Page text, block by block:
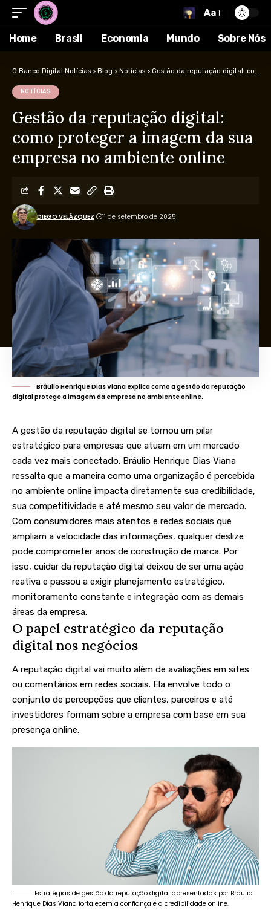
Aa
Home Brasil Economia Mundo Sobre Nós
O Banco Digital Notícias > Blog > Notícias > Gestão da reputação digital: como proteger a imagem da sua empresa no ambiente online
NOTÍCIAS
Gestão da reputação digital:
como proteger a imagem da sua
empresa no ambiente online
DIEGO VELÁZQUEZ 11 de setembro de 2025
Bráulio Henrique Dias Viana explica como a gestão da reputação
digital protege a imagem da empresa no ambiente online.
A gestão da reputação digital se tornou um pilar
estratégico para empresas que atuam em um mercado
cada vez mais conectado. Bráulio Henrique Dias Viana
ressalta que a maneira como uma organização é percebida
no ambiente online impacta diretamente sua credibilidade,
sua competitividade e até mesmo seu valor de mercado.
Com consumidores mais atentos e redes sociais que
ampliam a velocidade das informações, qualquer deslize
pode comprometer anos de construção de marca. Por
isso, cuidar da reputação digital deixou de ser uma ação
reativa e passou a exigir planejamento estratégico,
monitoramento constante e integração com as demais
áreas da empresa.
O papel estratégico da reputação
digital nos negócios
A reputação digital vai muito além de avaliações em sites
ou comentários em redes sociais. Ela envolve todo o
conjunto de percepções que clientes, parceiros e até
investidores formam sobre a empresa com base em sua
presença online.
Estratégias de gestão da reputação digital apresentadas por Bráulio
Henrique Dias Viana fortalecem a confiança e a credibilidade online.